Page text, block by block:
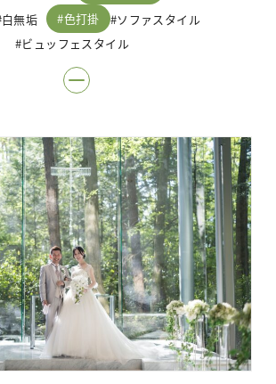
白無垢 色打掛
ソファスタイル
ビュッフェスタイル